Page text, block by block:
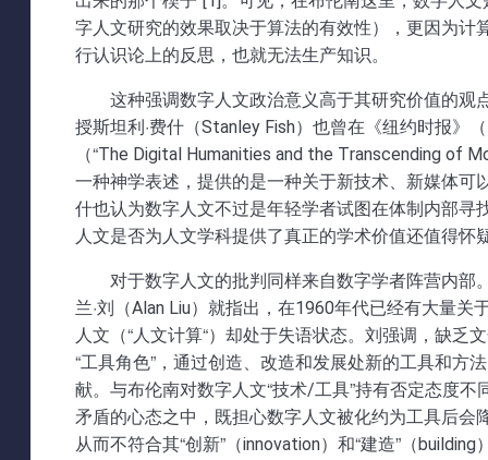
字人文研究的效果取决于算法的有效性），更因为
行认识论上的反思，也就无法生产知识。
这种强调数字人文政治意义高于其研究价值的
授斯坦利·费什（Stanley Fish）也曾在《纽约时报》（
（“The Digital Humanities and the Transcending of
一种神学表述，提供的是一种关于新技术、新媒体
什也认为数字人文不过是年轻学者试图在体制内部
人文是否为人文学科提供了真正的学术价值还值得怀
对于数字人文的批判同样来自数字学者阵营内
兰·刘（Alan Liu）就指出，在1960年代已经有大量
人文（“人文计算“）却处于失语状态。刘强调，缺
“工具角色”，通过创造、改造和发展处新的工具和方
献。与布伦南对数字人文“技术/工具”持有否定态度
矛盾的心态之中，既担心数字人文被化约为工具后
从而不符合其“创新”（innovation）和“建造”（